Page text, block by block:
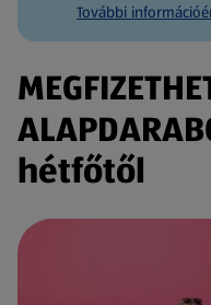
További
hétfőtől